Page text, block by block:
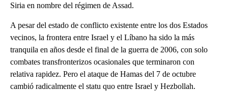
Siria en nombre del régimen de Assad.
A pesar del estado de conflicto existente entre los dos Estados
vecinos, la frontera entre Israel y el Líbano ha sido la más
tranquila en años desde el final de la guerra de 2006, con solo
combates transfronterizos ocasionales que terminaron con
relativa rapidez. Pero el ataque de Hamas del 7 de octubre
cambió radicalmente el statu quo entre Israel y Hezbollah.